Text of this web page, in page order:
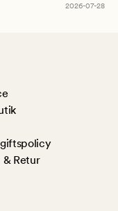
2026-07-28
Retur